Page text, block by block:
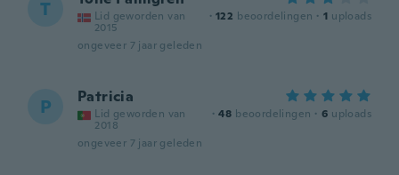
T
Lid geworden van
2015
· 122 beoordelingen · 1 uploads
ongeveer 7 jaar geleden
P Patricia
Lid geworden van
2018
· 48 beoordelingen · 6 uploads
ongeveer 7 jaar geleden